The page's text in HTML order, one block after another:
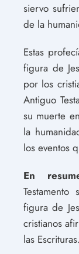
siervo
de la
Estas
figura de
por los
Antiguo
su muerte
la
los eventos
En
figura de
cristianos
las Escrituras.